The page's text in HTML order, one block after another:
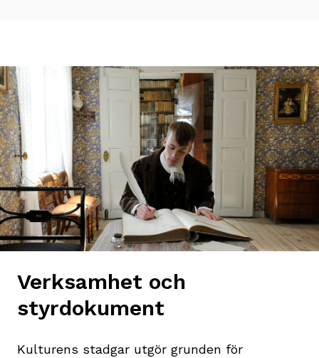
Verksamhet och
styrdokument
Kulturens stadgar utgör grunden för